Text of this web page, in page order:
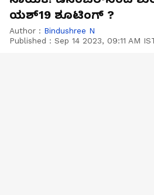
ಯಶ್19 ಶೂಟಿಂಗ್ ?
Author : Bindushree N
Published : Sep 14 2023, 09:11 AM